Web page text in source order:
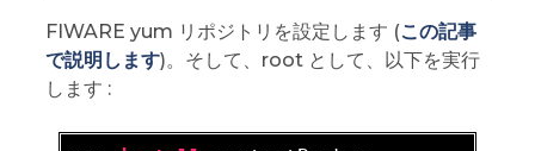
FIWARE yum リポジトリを設定します (この記事
で説明します)。そして、root として、以下を実行
します :